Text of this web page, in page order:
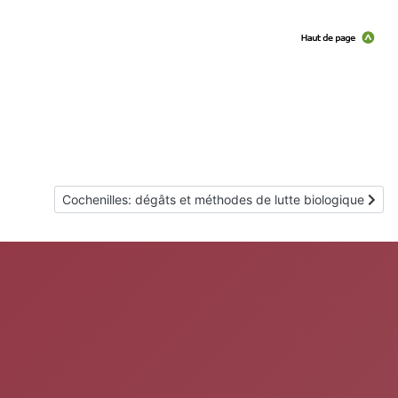
Article suivant : Cochenilles: dégâts et méthodes de lutte
Cochenilles: dégâts et méthodes de lutte biologique